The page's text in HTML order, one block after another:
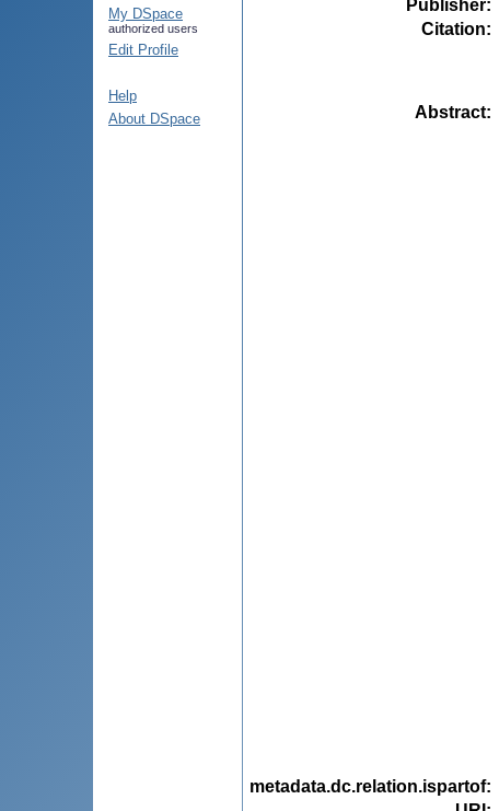
My DSpace
authorized users
Edit Profile
Help
About DSpace
Publisher:
Citation:
Abstract:
metadata.dc.relation.ispartof: